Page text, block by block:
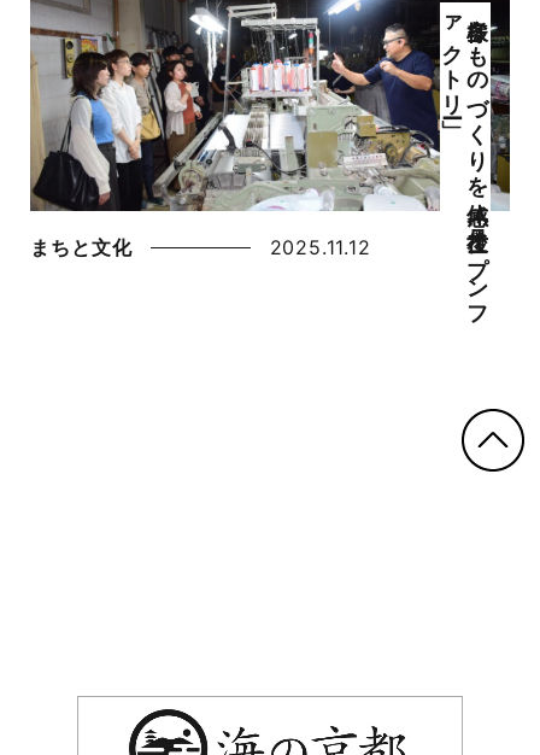
多様な
も
の
づ
く
り
を
体感
「丹後オ
ープ
ン
フ
ァ
ク
ト
リ
ー」
まちと文化 2025.11.12